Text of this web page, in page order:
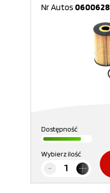
Nr Autos 0600628
Dostępność
Wybierz ilość